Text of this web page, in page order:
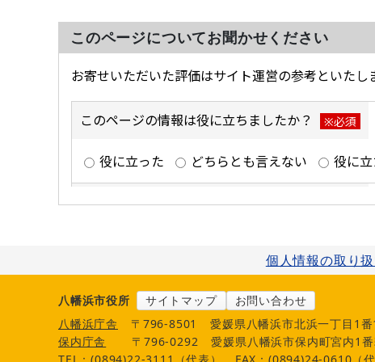
このページについてお聞かせください
個人情報の取り
八幡浜市役所 サイトマップ
お問い合わせ
八幡浜庁舎
〒796-8501 愛媛県八幡浜市北浜一丁目1
保内庁舎
〒796-0292
愛媛県八幡浜市保内町宮内1